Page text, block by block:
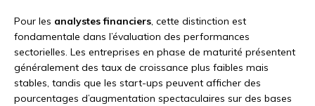
Pour les analystes financiers, cette distinction est
fondamentale dans l’évaluation des performances
sectorielles. Les entreprises en phase de maturité présentent
généralement des taux de croissance plus faibles mais
stables, tandis que les start-ups peuvent afficher des
pourcentages d’augmentation spectaculaires sur des bases